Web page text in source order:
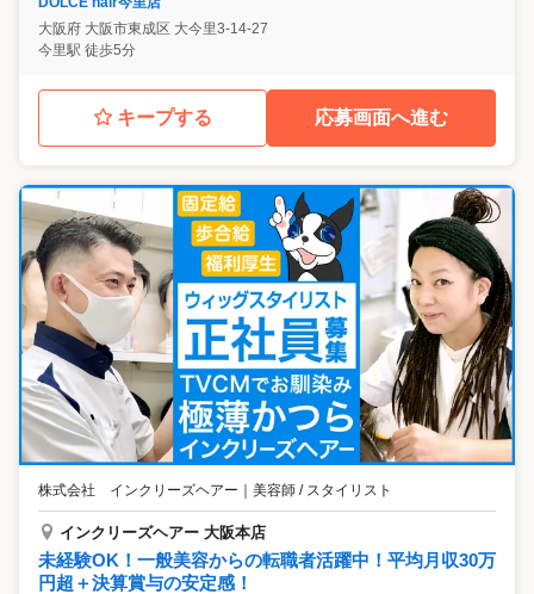
大阪府 大阪市東成区 大今里3-14-27
今里駅 徒歩5分
キープする 応募画面へ進む
株式会社 インクリーズヘアー ｜ 美容師 / スタイリスト
インクリーズヘアー 大阪本店
未経験OK！一般美容からの転職者活躍中！平均月収30万
円超＋決算賞与の安定感！